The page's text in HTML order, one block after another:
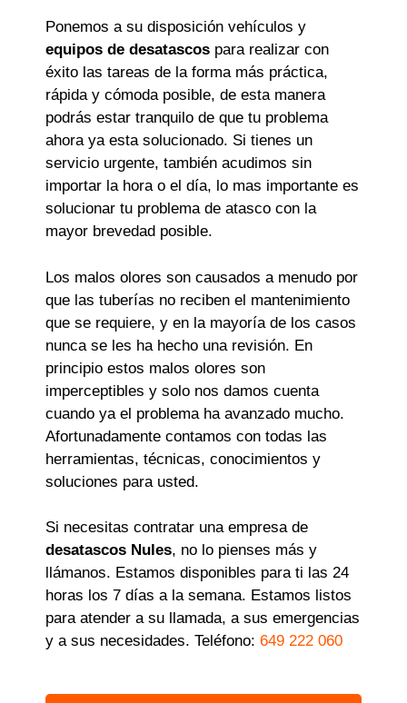
Ponemos a su disposición vehículos y
equipos de desatascos para realizar con
éxito las tareas de la forma más práctica,
rápida y cómoda posible, de esta manera
podrás estar tranquilo de que tu problema
ahora ya esta solucionado. Si tienes un
servicio urgente, también acudimos sin
importar la hora o el día, lo mas importante es
solucionar tu problema de atasco con la
mayor brevedad posible.
Los malos olores son causados a menudo por
que las tuberías no reciben el mantenimiento
que se requiere, y en la mayoría de los casos
nunca se les ha hecho una revisión. En
principio estos malos olores son
imperceptibles y solo nos damos cuenta
cuando ya el problema ha avanzado mucho.
Afortunadamente contamos con todas las
herramientas, técnicas, conocimientos y
soluciones para usted.
Si necesitas contratar una empresa de
desatascos Nules, no lo pienses más y
llámanos. Estamos disponibles para ti las 24
horas los 7 días a la semana. Estamos listos
para atender a su llamada, a sus emergencias
y a sus necesidades. Teléfono: 649 222 060